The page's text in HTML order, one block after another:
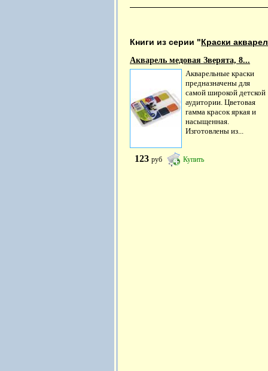
Книги из серии "Краски
Акварель медовая Зверята, 8...
Акварельные краски
предназначены для
самой широкой детской
аудитории. Цветовая
гамма красок яркая и
насыщенная.
Изготовлены из...
123 руб Купить